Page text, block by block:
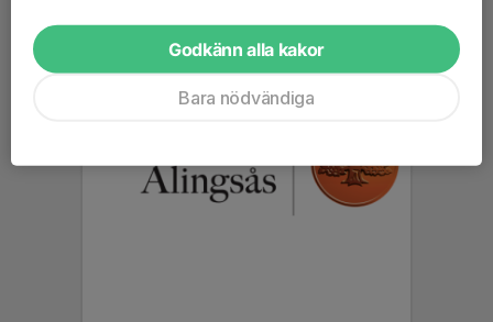
Godkänn alla kakor
Bara nödvändiga